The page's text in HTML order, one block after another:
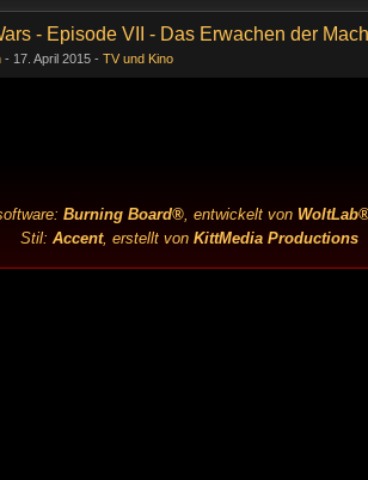
- Episode VII - Das Erwachen der
17. April 2015 TV und Kino
Burning Board®, entwickelt von
Stil: Accent, erstellt von KittMedia Productions